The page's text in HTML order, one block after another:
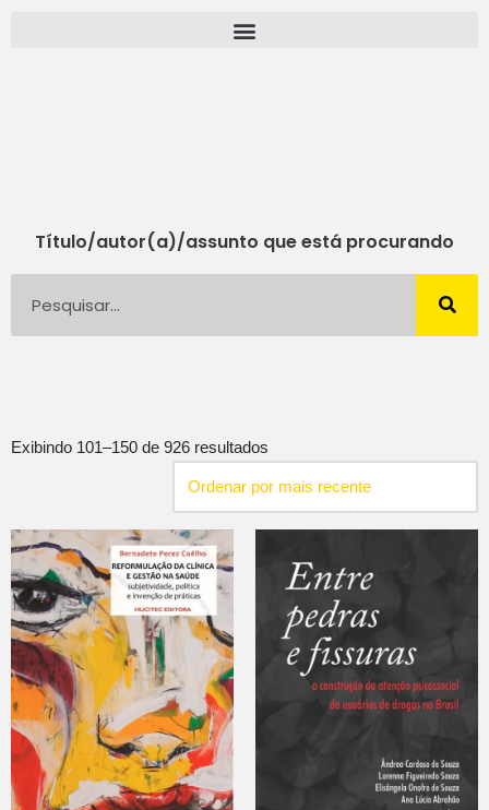
Título/autor(a)/assunto que está procurando
Exibindo 101–150 de 926 resultados